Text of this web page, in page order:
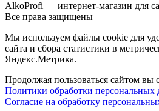
AlkoProfi — интернет-магазин для
Все права защищены
Мы используем файлы cookie для
сайта и сбора статистики в
Яндекс.Метрика.
Продолжая пользоваться сайтом вы
Политики обработки персональных
Согласие на обработку